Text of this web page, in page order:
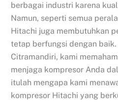
berbagai industri karena
Namun, seperti semua
Hitachi juga membutuhkan
tetap berfungsi dengan baik.
Citramandiri, kami
menjaga kompresor Anda
itulah mengapa kami
kompresor Hitachi yang